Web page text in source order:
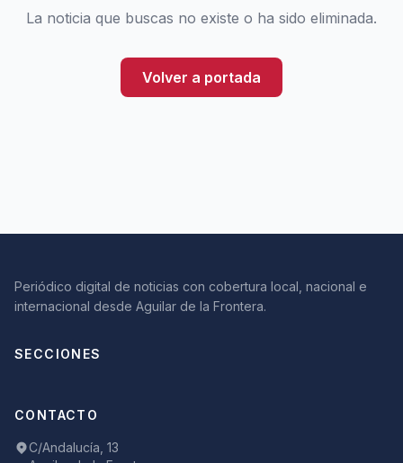
La noticia que buscas no existe o ha sido eliminada.
Volver a portada
Periódico digital de noticias con cobertura local, nacional e
internacional desde Aguilar de la Frontera.
SECCIONES
CONTACTO
C/Andalucía, 13